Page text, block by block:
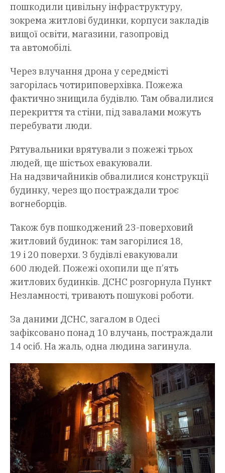
пошкодили цивільну інфраструктуру,
зокрема житлові будинки, корпуси закладів
вищої освіти, магазини, газопровід
та автомобілі.
Через влучання дрона у середмісті
загорілась чотириповерхівка. Пожежа
фактично знищила будівлю. Там обвалилися
перекриття та стіни, під завалами можуть
перебувати люди.
Рятувальники врятували з пожежі трьох
людей, ще шістьох евакуювали.
На надзвичайників обвалилися конструкції
будинку, через що постраждали троє
вогнеборців.
Також був пошкоджений 23-поверховий
житловий будинок: там загорілися 18,
19 і 20 поверхи. З будівлі евакуювали
600 людей. Пожежі охопили ще п’ять
житлових будинків. ДСНС розгорнула Пункт
Незламності, тривають пошукові роботи.
За даними ДСНС, загалом в Одесі
зафіксовано понад 10 влучань, постраждали
14 осіб. На жаль, одна людина загинула.